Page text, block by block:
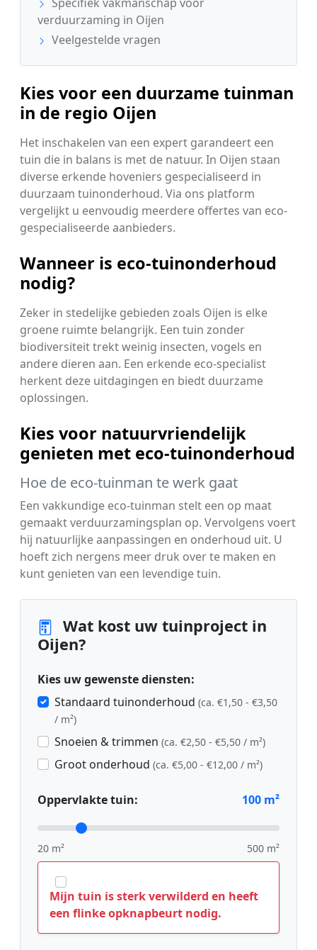
verduurzaming in Oijen
Veelgestelde vragen
Kies voor een duurzame tuinman
in de regio Oijen
Het inschakelen van een expert garandeert een
tuin die in balans is met de natuur. In Oijen staan
diverse erkende hoveniers gespecialiseerd in
duurzaam tuinonderhoud. Via ons platform
vergelijkt u eenvoudig meerdere offertes van eco-
gespecialiseerde aanbieders.
Wanneer is eco-tuinonderhoud
nodig?
Zeker in stedelijke gebieden zoals Oijen is elke
groene ruimte belangrijk. Een tuin zonder
biodiversiteit trekt weinig insecten, vogels en
andere dieren aan. Een erkende eco-specialist
herkent deze uitdagingen en biedt duurzame
oplossingen.
Kies voor natuurvriendelijk
genieten met eco-tuinonderhoud
Hoe de eco-tuinman te werk gaat
Een vakkundige eco-tuinman stelt een op maat
gemaakt verduurzamingsplan op. Vervolgens voert
hij natuurlijke aanpassingen en onderhoud uit. U
hoeft zich nergens meer druk over te maken en
kunt genieten van een levendige tuin.
Wat kost uw tuinproject in
Oijen?
Kies uw gewenste diensten:
Standaard tuinonderhoud (ca. €1,50 - €3,50
/ m²)
Snoeien & trimmen (ca. €2,50 - €5,50 / m²)
Groot onderhoud (ca. €5,00 - €12,00 / m²)
Oppervlakte tuin: 100 m²
20 m² 500 m²
Mijn tuin is sterk verwilderd en heeft
een flinke opknapbeurt nodig.